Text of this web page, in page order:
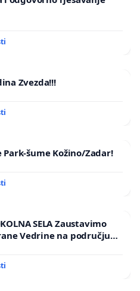
Zvezda!!!
šume Kožino/Zadar!
SELA Zaustavimo
Vedrine na području